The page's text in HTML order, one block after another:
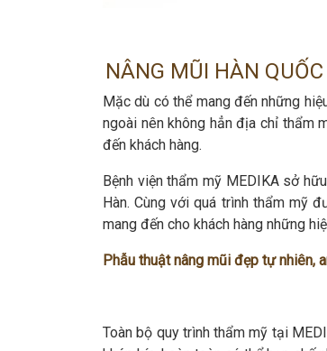
NÂNG MŨI HÀN
Mặc dù có thể mang đến những
ngoài nên không hẳn địa chỉ thẩm
đến khách hàng.
Bệnh viện thẩm mỹ MEDIKA sở
Hàn. Cùng với quá trình thẩm mỹ
mang đến cho khách hàng những
Phẫu thuật nâng mũi đẹp tự nhiên,
Toàn bộ quy trình thẩm mỹ tại